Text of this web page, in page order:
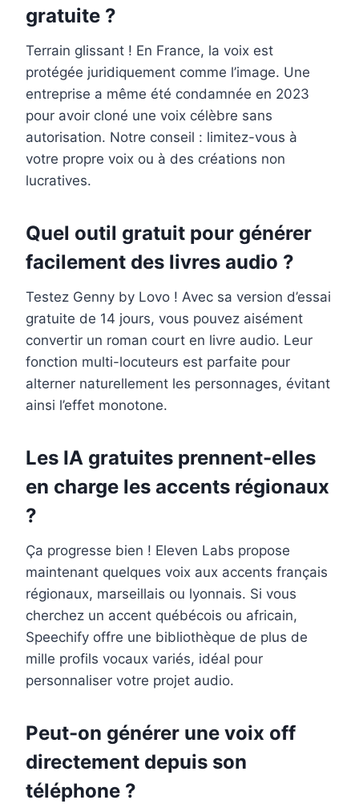
gratuite ?
Terrain glissant ! En France, la voix est
protégée juridiquement comme l’image. Une
entreprise a même été condamnée en 2023
pour avoir cloné une voix célèbre sans
autorisation. Notre conseil : limitez-vous à
votre propre voix ou à des créations non
lucratives.
Quel outil gratuit pour générer
facilement des livres audio ?
Testez Genny by Lovo ! Avec sa version d’essai
gratuite de 14 jours, vous pouvez aisément
convertir un roman court en livre audio. Leur
fonction multi-locuteurs est parfaite pour
alterner naturellement les personnages, évitant
ainsi l’effet monotone.
Les IA gratuites prennent-elles
en charge les accents régionaux
?
Ça progresse bien ! Eleven Labs propose
maintenant quelques voix aux accents français
régionaux, marseillais ou lyonnais. Si vous
cherchez un accent québécois ou africain,
Speechify offre une bibliothèque de plus de
mille profils vocaux variés, idéal pour
personnaliser votre projet audio.
Peut-on générer une voix off
directement depuis son
téléphone ?